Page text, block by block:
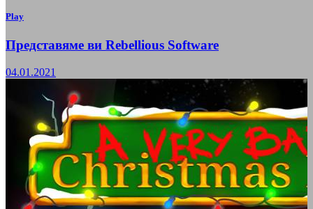
Play
Представяме ви Rebellious Software
04.01.2021